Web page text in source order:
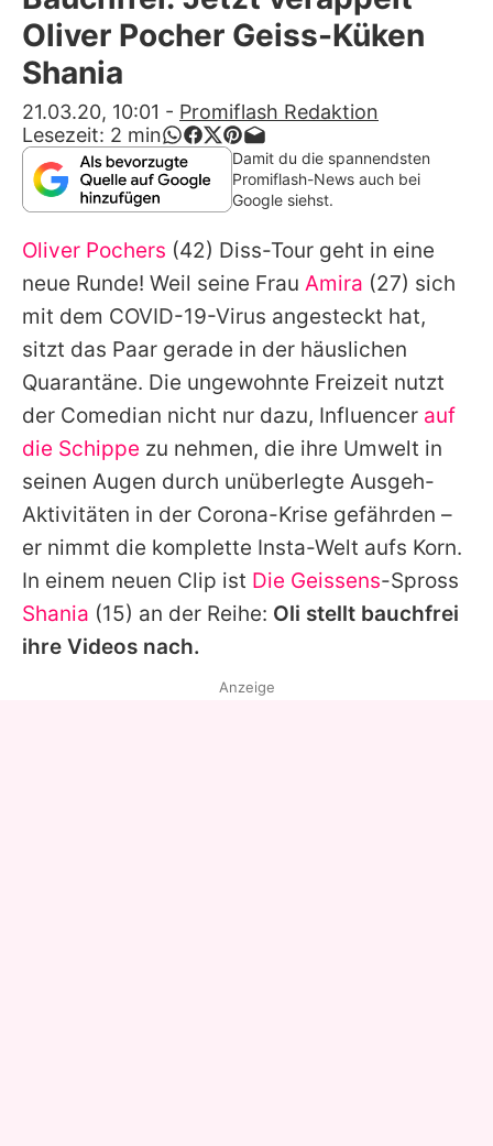
Alle Themen auf Promiflash
App runterladen
Team
Redaktionelle Richtlinien
Impressum
Datenschutzerklärung
Nutzungsbedingungen
Utiq verwalten
Oliver Pocher Geiss-Küken
Shania
21.03.20, 10:01 - Promiflash Redaktion
Lesezeit: 2 min
Damit du die spannendsten
Promiflash-News auch bei
Google siehst.
Oliver Pochers (42) Diss-Tour geht in eine
neue Runde! Weil seine Frau Amira (27) sich
mit dem COVID-19-Virus angesteckt hat,
sitzt das Paar gerade in der häuslichen
Quarantäne. Die ungewohnte Freizeit nutzt
der Comedian nicht nur dazu, Influencer auf
die Schippe zu nehmen, die ihre Umwelt in
seinen Augen durch unüberlegte Ausgeh-
Aktivitäten in der Corona-Krise gefährden –
er nimmt die komplette Insta-Welt aufs Korn.
In einem neuen Clip ist Die Geissens-Spross
Shania (15) an der Reihe: Oli stellt bauchfrei
ihre Videos nach.
Anzeige